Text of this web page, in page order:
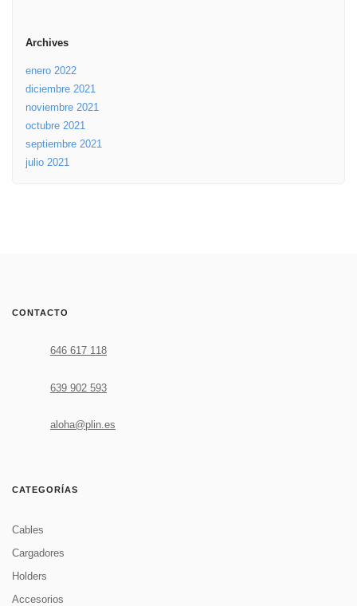
Archives
enero 2022
diciembre 2021
noviembre 2021
octubre 2021
septiembre 2021
julio 2021
CONTACTO
646 617 118
639 902 593
aloha@plin.es
CATEGORÍAS
Cables
Cargadores
Holders
Accesorios